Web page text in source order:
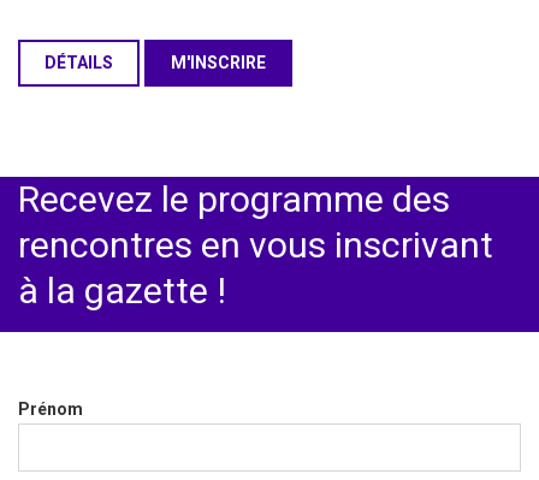
DÉTAILS M'INSCRIRE
Recevez le programme des
rencontres en vous inscrivant
à la gazette !
Prénom